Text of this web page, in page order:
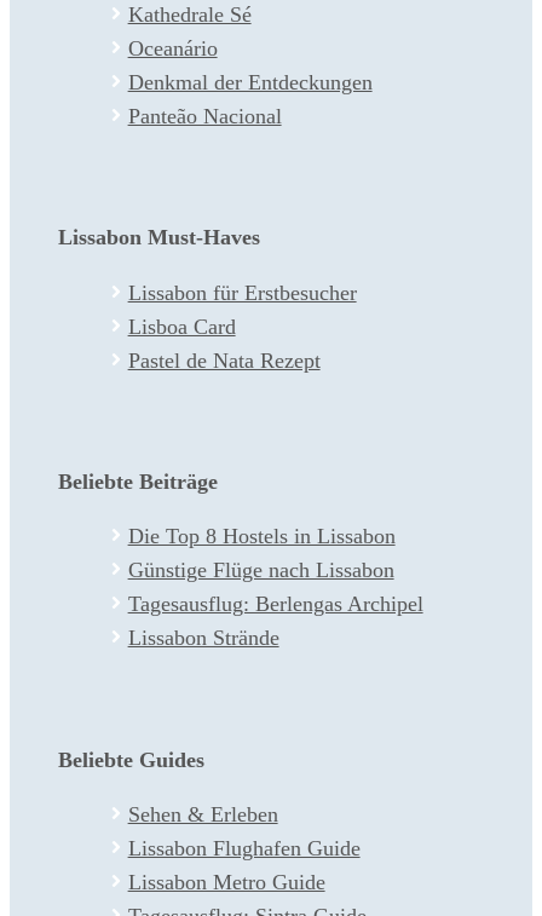
Kathedrale Sé
Oceanário
Denkmal der Entdeckungen
Panteão Nacional
Lissabon Must-Haves
Lissabon für Erstbesucher
Lisboa Card
Pastel de Nata Rezept
Beliebte Beiträge
Die Top 8 Hostels in Lissabon
Günstige Flüge nach Lissabon
Tagesausflug: Berlengas Archipel
Lissabon Strände
Beliebte Guides
Sehen & Erleben
Lissabon Flughafen Guide
Lissabon Metro Guide